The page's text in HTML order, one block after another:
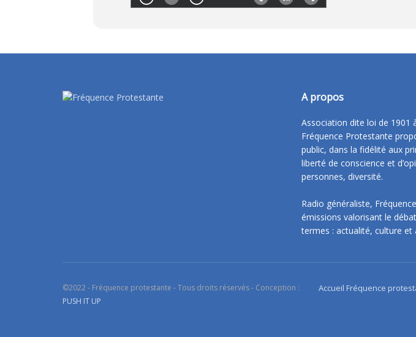
A propos
Association dite loi de 1901
Fréquence Protestante
public, dans la fidélité aux
liberté de conscience et
personnes, diversité.
Radio généraliste,
émissions valorisant le
termes : actualité, culture et
Accueil Fréquence
©2022 - Fréquence protestante - Tous droits réservés - Conception :
PUSH IT UP